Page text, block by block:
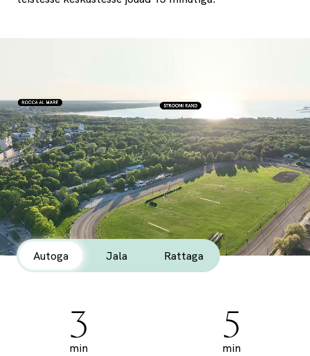
Autoga Jala Rattaga
3
min
5
min